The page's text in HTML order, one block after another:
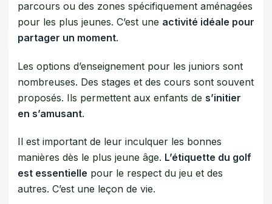
parcours ou des zones spécifiquement aménagées
pour les plus jeunes. C’est une activité idéale pour
partager un moment.
Les options d’enseignement pour les juniors sont
nombreuses. Des stages et des cours sont souvent
proposés. Ils permettent aux enfants de s’initier
en s’amusant.
Il est important de leur inculquer les bonnes
manières dès le plus jeune âge. L’étiquette du golf
est essentielle pour le respect du jeu et des
autres. C’est une leçon de vie.